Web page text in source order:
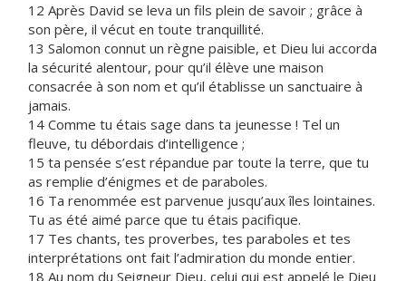
12 Après David se leva un fils plein de savoir ; grâce à
son père, il vécut en toute tranquillité.
13 Salomon connut un règne paisible, et Dieu lui accorda
la sécurité alentour, pour qu’il élève une maison
consacrée à son nom et qu’il établisse un sanctuaire à
jamais.
14 Comme tu étais sage dans ta jeunesse ! Tel un
fleuve, tu débordais d’intelligence ;
15 ta pensée s’est répandue par toute la terre, que tu
as remplie d’énigmes et de paraboles.
16 Ta renommée est parvenue jusqu’aux îles lointaines.
Tu as été aimé parce que tu étais pacifique.
17 Tes chants, tes proverbes, tes paraboles et tes
interprétations ont fait l’admiration du monde entier.
18 Au nom du Seigneur Dieu, celui qui est appelé le Dieu